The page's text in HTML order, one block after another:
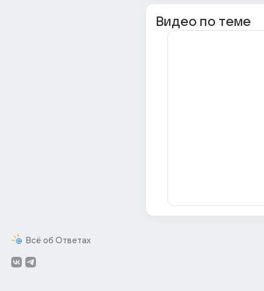
Всё об Ответах
Видео по теме